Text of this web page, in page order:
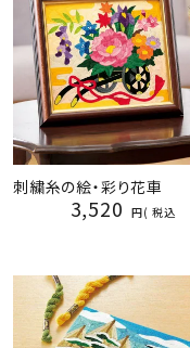
meeting_room ログイン
刺繍糸の絵・彩り花車
3,520 税込